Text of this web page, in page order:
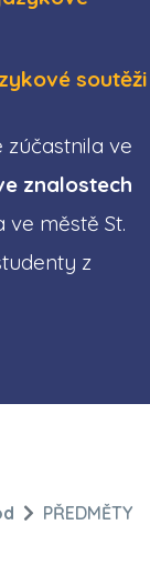
soutěži
zúčastnila ve
znalostech
ve městě St.
z
PŘEDMĚTY